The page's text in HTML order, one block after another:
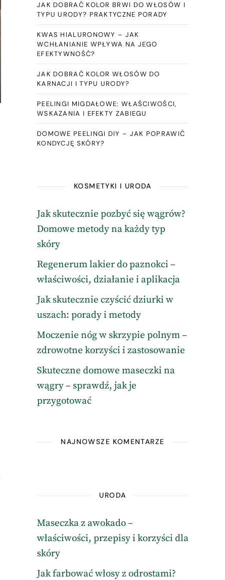
JAK DOBRAĆ KOLOR BRWI DO WŁOSÓW I
TYPU URODY? PRAKTYCZNE PORADY
KWAS HIALURONOWY – JAK
WCHŁANIANIE WPŁYWA NA JEGO
EFEKTYWNOŚĆ?
JAK DOBRAĆ KOLOR WŁOSÓW DO
KARNACJI I TYPU URODY?
PEELINGI MIGDAŁOWE: WŁAŚCIWOŚCI,
WSKAZANIA I EFEKTY ZABIEGU
DOMOWE PEELINGI DIY – JAK POPRAWIĆ
KONDYCJĘ SKÓRY?
KOSMETYKI I URODA
Jak skutecznie pozbyć się wągrów?
Domowe metody na każdy typ
skóry
Regenerum lakier do paznokci –
właściwości, działanie i aplikacja
Jak skutecznie czyścić dziurki w
uszach: porady i metody
Moczenie nóg w skrzypie polnym –
zdrowotne korzyści i zastosowanie
Skuteczne domowe maseczki na
wągry – sprawdź, jak je
przygotować
NAJNOWSZE KOMENTARZE
URODA
Maseczka z awokado –
właściwości, przepisy i korzyści dla
skóry
Jak farbować włosy z odrostami?